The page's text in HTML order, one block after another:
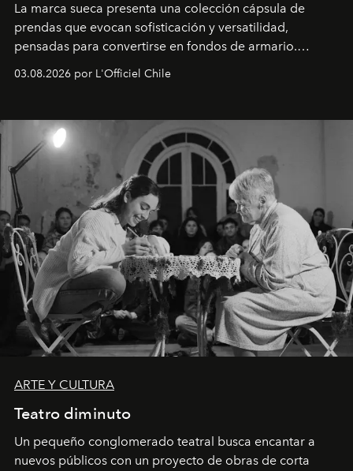
La marca sueca presenta una colección cápsula de
prendas que evocan sofisticación y versatilidad,
pensadas para convertirse en fondos de armario.
Disponible en Chile desde el 6 de agosto.
03.08.2026 por L'Officiel Chile
ARTE Y CULTURA
Teatro diminuto
Un pequeño conglomerado teatral busca encantar a
nuevos públicos con un proyecto de obras de corta